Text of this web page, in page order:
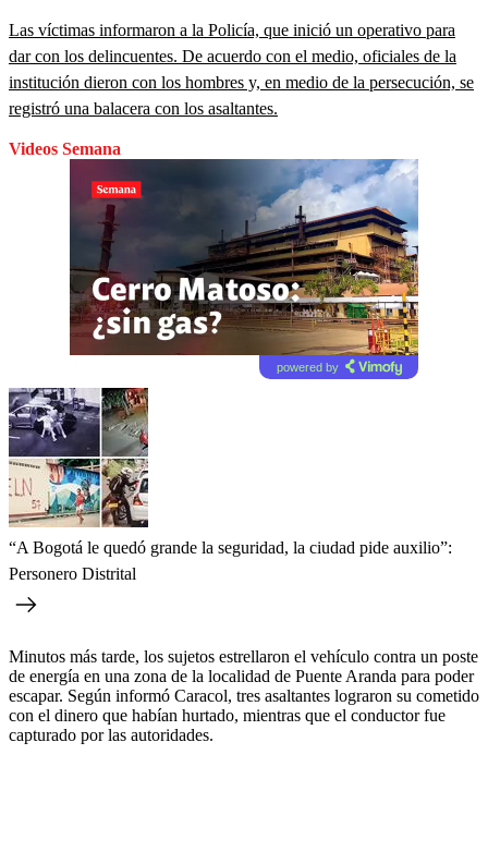
Las víctimas informaron a la Policía, que inició un operativo para
dar con los delincuentes. De acuerdo con el medio, oficiales de la
institución dieron con los hombres y, en medio de la persecución, se
registró una balacera con los asaltantes.
Videos Semana
powered by
“A Bogotá le quedó grande la seguridad, la ciudad pide auxilio”:
Personero Distrital
Minutos más tarde, los sujetos estrellaron el vehículo contra un poste
de energía en una zona de la localidad de Puente Aranda para poder
escapar. Según informó Caracol, tres asaltantes lograron su cometido
con el dinero que habían hurtado, mientras que el conductor fue
capturado por las autoridades.